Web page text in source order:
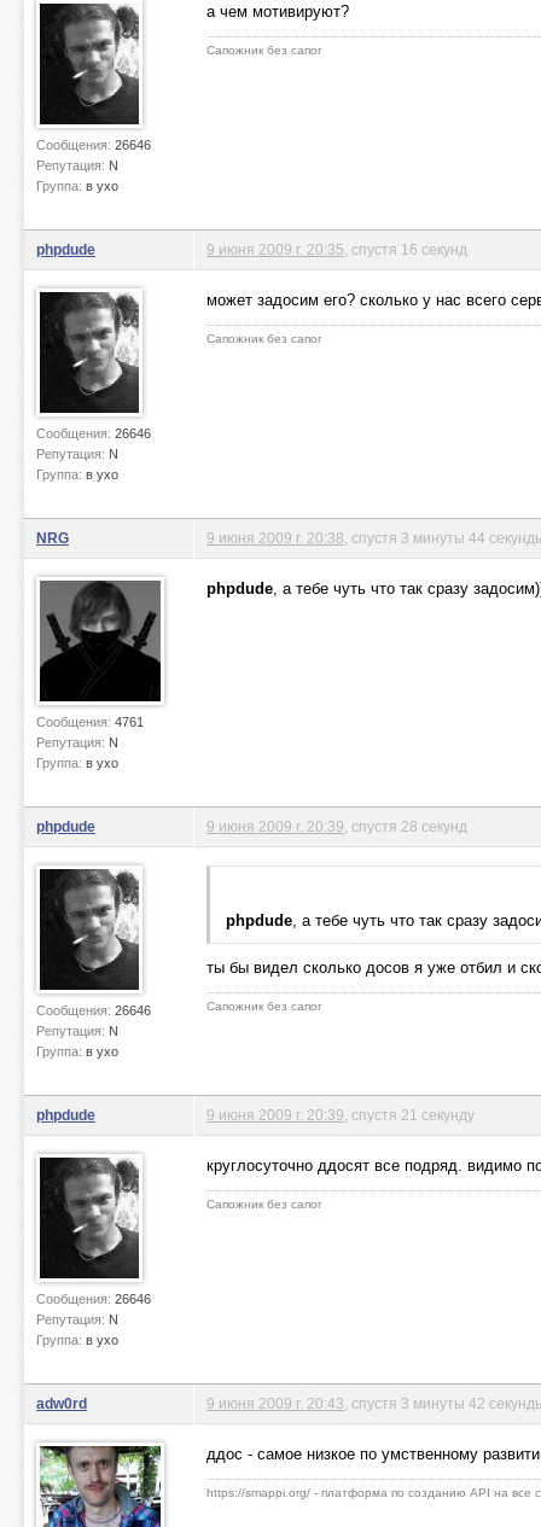
Сообщения: 26646
Репутация: N
Группа: в ухо
а чем мотивируют?
Сапожник без сапог
phpdude
Сообщения: 26646
Репутация: N
Группа: в ухо
9 июня 2009 г. 20:35 , спустя 16 секунд
может задосим его? сколько у нас всего
Сапожник без сапог
NRG
Сообщения: 4761
Репутация: N
Группа: в ухо
9 июня 2009 г. 20:38 , спустя 3 минуты 44
phpdude, а тебе чуть что так сразу
phpdude
Сообщения: 26646
Репутация: N
Группа: в ухо
9 июня 2009 г. 20:39 , спустя 28 секунд
phpdude, а тебе чуть что так сразу
ты бы видел сколько досов я уже отбил и
Сапожник без сапог
phpdude
Сообщения: 26646
Репутация: N
Группа: в ухо
9 июня 2009 г. 20:39 , спустя 21 секунду
круглосуточно ддосят все подряд. видимо
Сапожник без сапог
adw0rd 9 июня 2009 г. 20:43 , спустя 3 минуты 42
ддос - самое низкое по умственному
https://smappi.org/ - платформа по созданию API на все